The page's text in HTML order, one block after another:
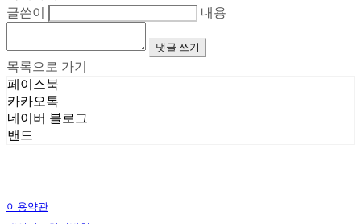
글쓴이
내용
댓글 쓰기
목록으로 가기
페이스북
카카오톡
네이버 블로그
밴드
이용약관